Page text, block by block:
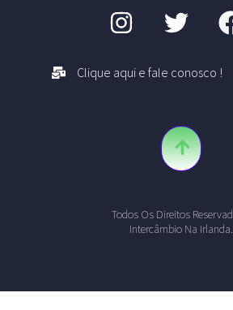
Clique aqui e fale conosco !
Todos Os Direitos
Intercâmbio Na Irlanda.